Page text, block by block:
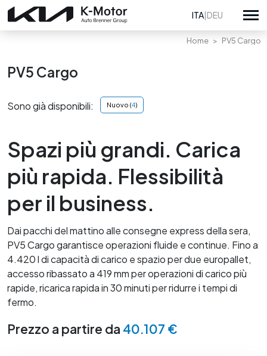
ITA|DEU
Tutte le promozioni
Promozioni vendita
K-Motor Bolzano
K-Motor Brunico
Auto Brenner usato & vendita Kia Bressanone
Su di noi
Lavora con noi
Privacy Policy
Whistleblowing
Kia nuovo
Kia usato
Noleggio a lungo termine
Valuta il tuo usato
Finanziamento
Prenota tagliando
Express Service
Home PV5 Cargo
PV5 Cargo
Sono già disponibili: Nuovo (4)
Spazi più grandi. Carica
più rapida. Flessibilità
per il business.
Dai pacchi del mattino alle consegne express della sera,
PV5 Cargo garantisce operazioni fluide e continue. Fino a
4.420 l di capacità di carico e spazio per due europallet,
accesso ribassato a 419 mm per operazioni di carico più
rapide, ricarica rapida in 30 minuti per ridurre i tempi di
fermo.
Prezzo a partire da 40.107 €